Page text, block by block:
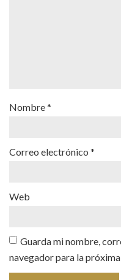
Nombre*
Correo electrónico *
Web
Guarda mi nombre,
navegador para la